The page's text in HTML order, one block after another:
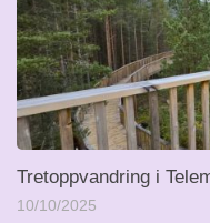
Tretoppvandring i
10/10/2025